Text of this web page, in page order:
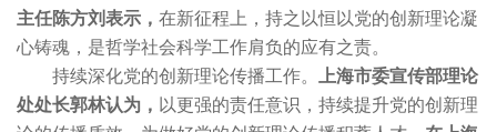
主任陈方刘表示， 在新征程上，持之以恒以党的创新理论凝
心铸魂，是哲学社会科学工作肩负的应有之责。
持续深化党的创新理论传播工作。
上海市委宣传部理论
处处长郭林认为， 以更强的责任意识，持续提升党的创新理